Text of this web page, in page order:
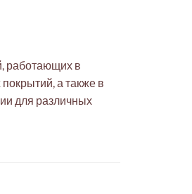
работающих в
а также в
для различных